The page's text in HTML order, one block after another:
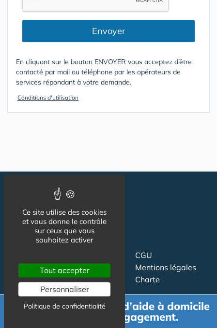
Envoyer
En cliquant sur le bouton ENVOYER vous acceptez d’être
contacté par mail ou téléphone par les opérateurs de
services répondant à votre demande.
Conditions d'utilisation
CGU
Mentions légales
Charte
Contact
Proposer un article
Relation presse
Demande de devis d’aide à domicile
gratuit et sans engagement.
Ce site utilise des cookies
et vous donne le contrôle
sur ceux que vous
souhaitez activer
Tout accepter
Personnaliser
Politique de confidentialité